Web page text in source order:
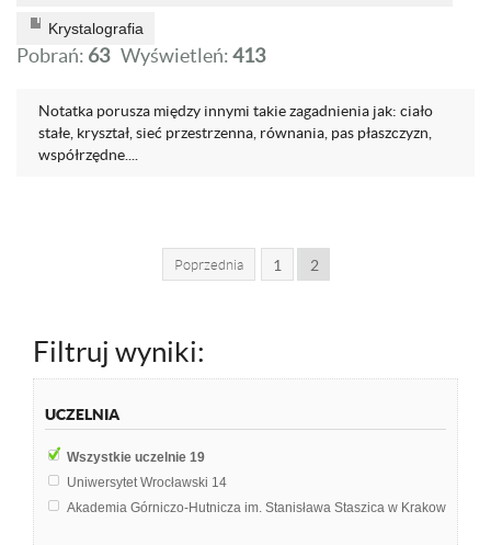
Krystalografia
Pobrań: 63 Wyświetleń:413
Notatka porusza między innymi takie zagadnienia jak: ciało
stałe, kryształ, sieć przestrzenna, równania, pas płaszczyzn,
współrzędne....
Poprzednia 1 2
Filtruj wyniki:
UCZELNIA
Wszystkie uczelnie 19
Uniwersytet Wrocławski 14
Akademia Górniczo-Hutnicza im. Stanisława Staszica w Krakowie